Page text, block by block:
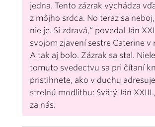
jedna. Tento zázrak vychádza
z môjho srdca. No teraz sa
nie je. Si zdravá,“ povedal Ján
svojom zjavení sestre Caterine v
A tak aj bolo. Zázrak sa stal.
tomuto svedectvu sa pri čítaní
pristihnete, ako v duchu
strelnú modlitbu: Svätý Ján
za nás.